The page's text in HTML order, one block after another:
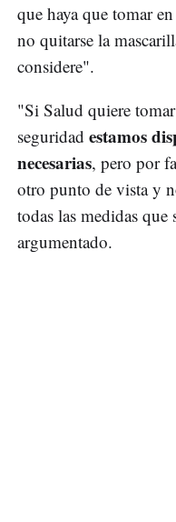
que haya que tomar
no quitarse la
considere".
"Si Salud quiere
seguridad estamos
necesarias, pero por
otro punto de vista y
todas las medidas que
argumentado.